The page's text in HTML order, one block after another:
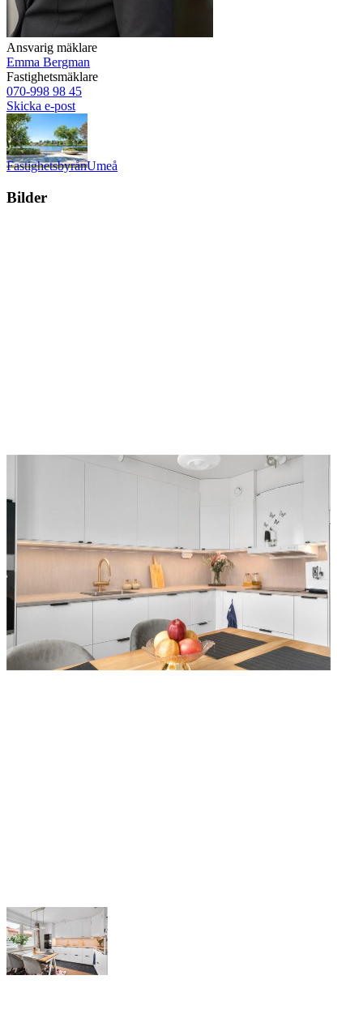
Ansvarig mäklare
Emma Bergman
Fastighetsmäklare
070-998 98 45
Skicka e-post
FastighetsbyrånUmeå
Bilder